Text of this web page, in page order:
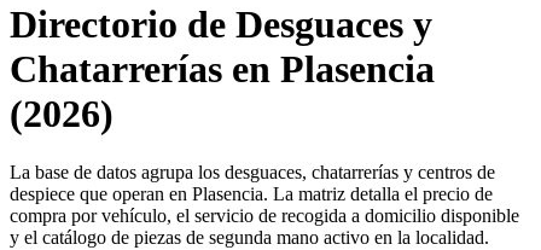
Directorio de Desguaces y
Chatarrerías en Plasencia
(2026)
La base de datos agrupa los desguaces, chatarrerías y centros de
despiece que operan en Plasencia. La matriz detalla el precio de
compra por vehículo, el servicio de recogida a domicilio disponible
y el catálogo de piezas de segunda mano activo en la localidad.